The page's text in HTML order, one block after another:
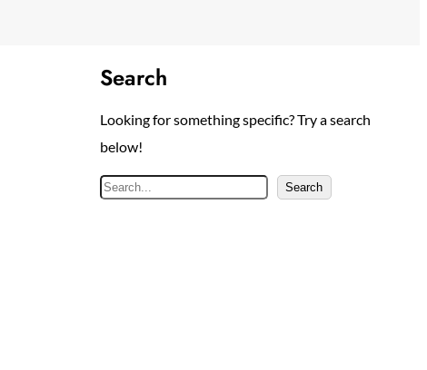
Search
Looking for something specific? Try a search
below!
S
Search